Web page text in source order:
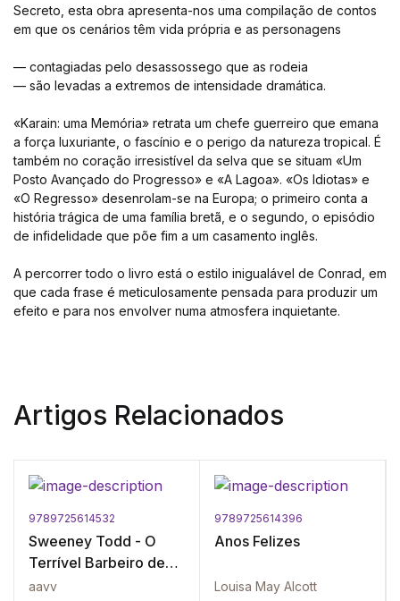
Secreto, esta obra apresenta-nos uma compilação de contos
em que os cenários têm vida própria e as personagens
— contagiadas pelo desassossego que as rodeia
— são levadas a extremos de intensidade dramática.
«Karain: uma Memória» retrata um chefe guerreiro que emana
a força luxuriante, o fascínio e o perigo da natureza tropical. É
também no coração irresistível da selva que se situam «Um
Posto Avançado do Progresso» e «A Lagoa». «Os Idiotas» e
«O Regresso» desenrolam-se na Europa; o primeiro conta a
história trágica de uma família bretã, e o segundo, o episódio
de infidelidade que põe fim a um casamento inglês.
A percorrer todo o livro está o estilo inigualável de Conrad, em
que cada frase é meticulosamente pensada para produzir um
efeito e para nos envolver numa atmosfera inquietante.
Artigos Relacionados
9789725614532
Sweeney Todd - O
Terrível Barbeiro de
Fleet Street
aavv
9789725614396
Anos Felizes
Louisa May Alcott